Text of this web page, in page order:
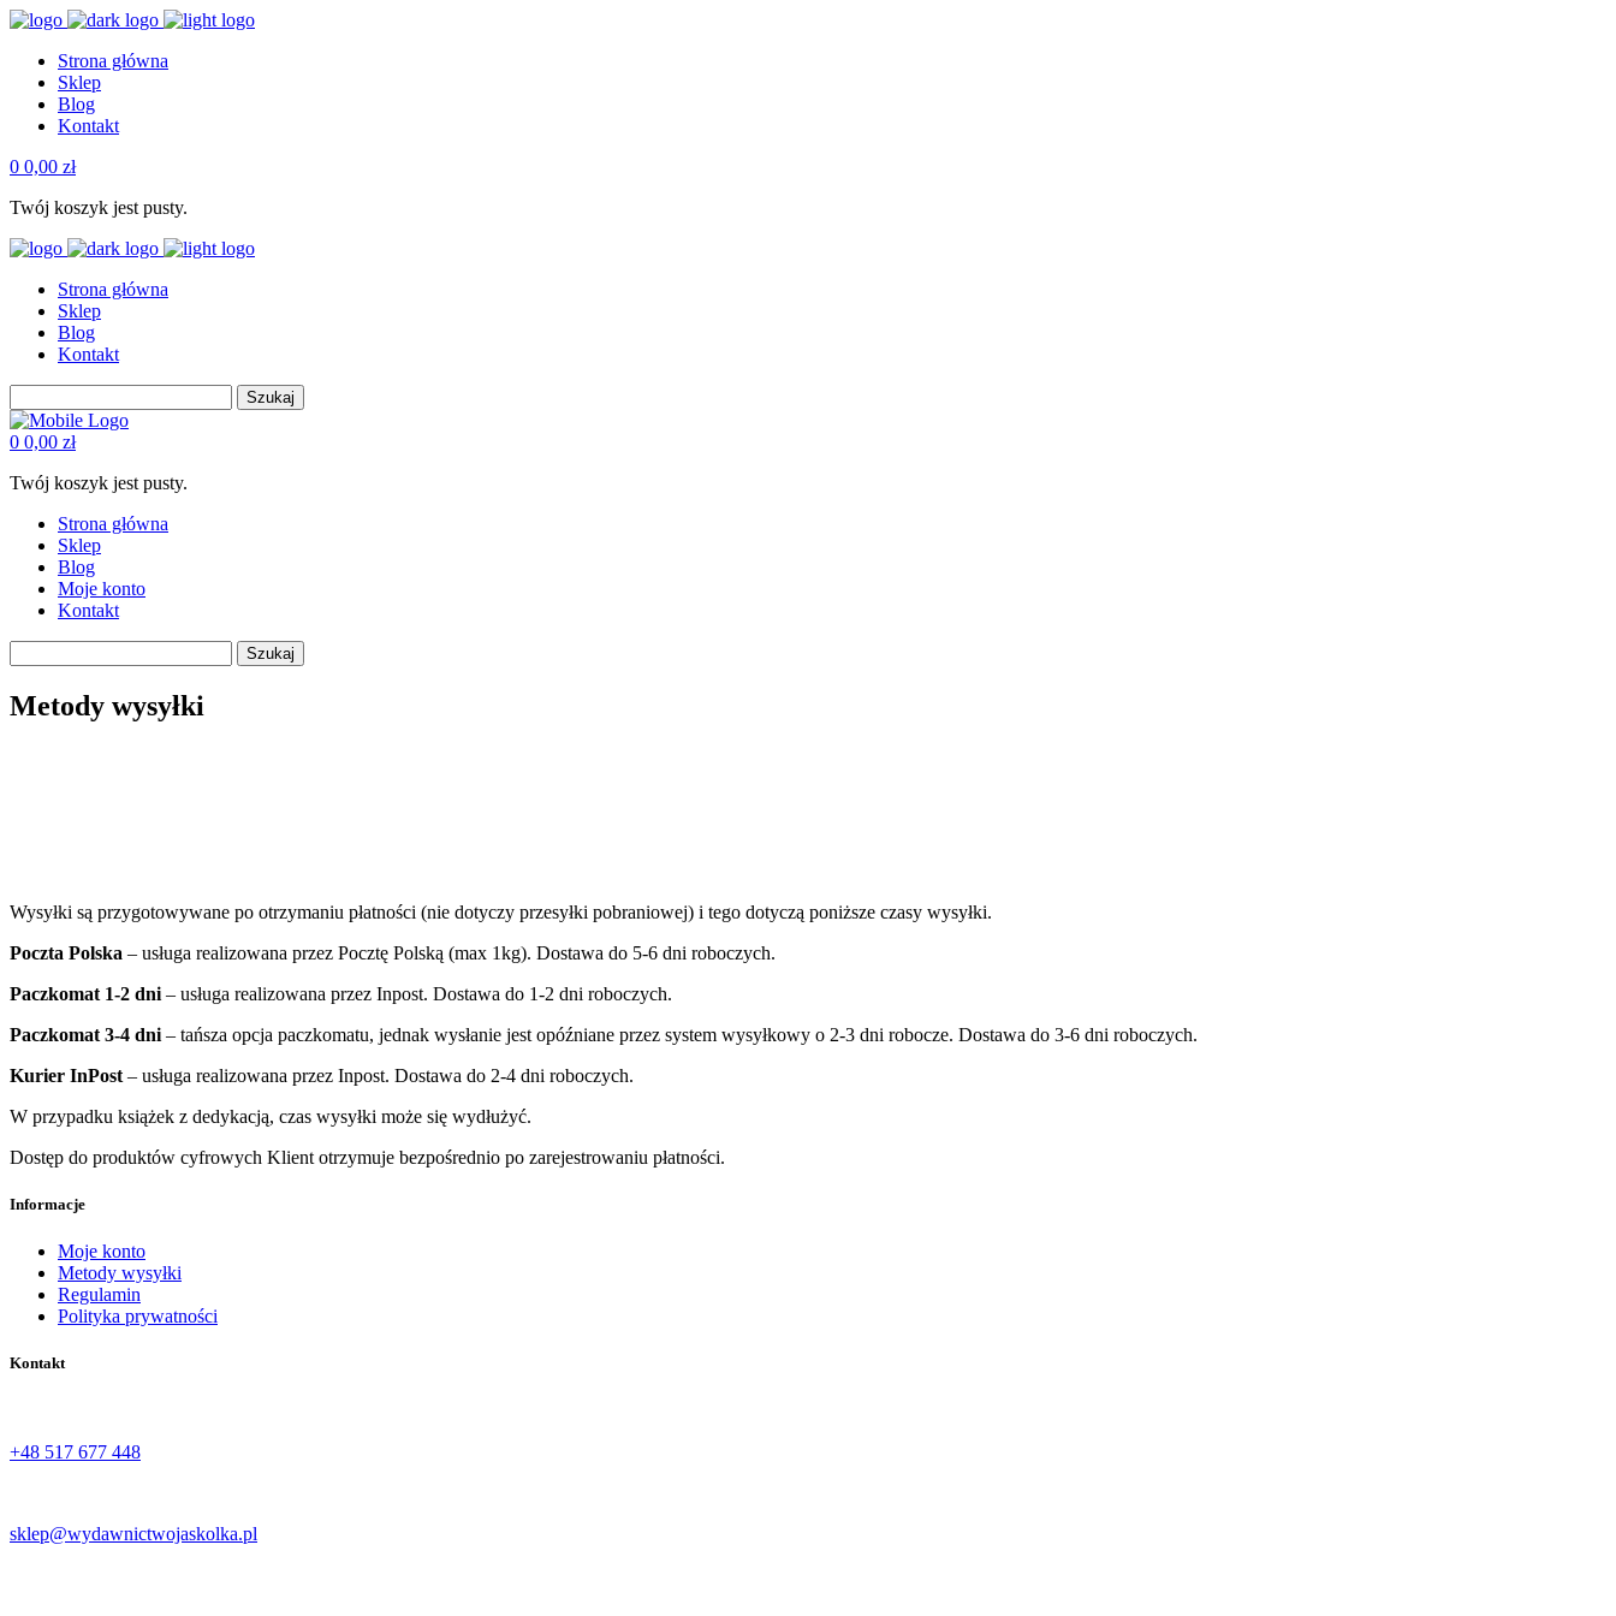
Strona główna
Sklep
Blog
Kontakt
0 0,00 zł
Twój koszyk jest pusty.
Strona główna
Sklep
Blog
Kontakt
Szukaj
0 0,00 zł
Twój koszyk jest pusty.
Strona główna
Sklep
Blog
Moje konto
Kontakt
Szukaj
Metody wysyłki
Wysyłki są przygotowywane po otrzymaniu płatności (nie dotyczy przesyłki pobraniowej) i tego dotyczą poniższe czasy wysyłki.
Poczta Polska – usługa realizowana przez Pocztę Polską (max 1kg). Dostawa do 5-6 dni roboczych.
Paczkomat 1-2 dni – usługa realizowana przez Inpost. Dostawa do 1-2 dni roboczych.
Paczkomat 3-4 dni – tańsza opcja paczkomatu, jednak wysłanie jest opóźniane przez system wysyłkowy o 2-3 dni robocze. Dostawa do 3-6 dni roboczych.
Kurier InPost – usługa realizowana przez Inpost. Dostawa do 2-4 dni roboczych.
W przypadku książek z dedykacją, czas wysyłki może się wydłużyć.
Dostęp do produktów cyfrowych Klient otrzymuje bezpośrednio po zarejestrowaniu płatności.
Informacje
Moje konto
Metody wysyłki
Regulamin
Polityka prywatności
Kontakt
+48 517 677 448‬
sklep@wydawnictwojaskolka.pl